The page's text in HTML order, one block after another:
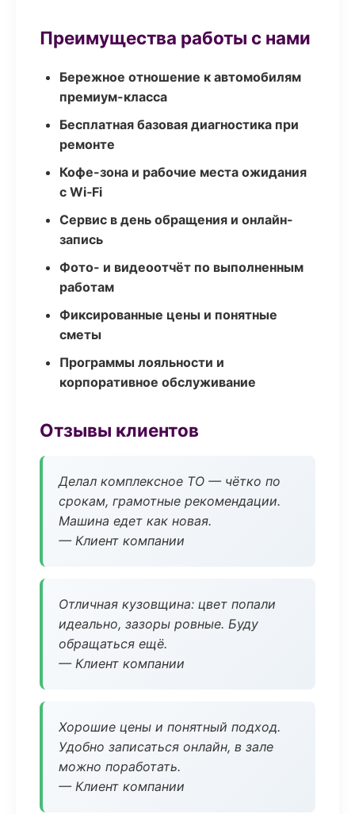
Преимущества работы с нами
Бережное отношение к автомобилям
премиум-класса
Бесплатная базовая диагностика при
ремонте
Кофе-зона и рабочие места ожидания
с Wi‑Fi
Сервис в день обращения и онлайн-
запись
Фото- и видеоотчёт по выполненным
работам
Фиксированные цены и понятные
сметы
Программы лояльности и
корпоративное обслуживание
Отзывы клиентов
Делал комплексное ТО — чётко по
срокам, грамотные рекомендации.
Машина едет как новая.
— Клиент компании
Отличная кузовщина: цвет попали
идеально, зазоры ровные. Буду
обращаться ещё.
— Клиент компании
Хорошие цены и понятный подход.
Удобно записаться онлайн, в зале
можно поработать.
— Клиент компании